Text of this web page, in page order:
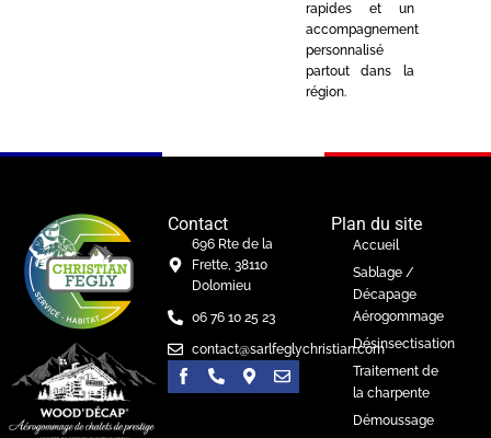
rapides et un
accompagnement
personnalisé
partout dans la
région.
Contact
696 Rte de la
Frette, 38110
Dolomieu
06 76 10 25 23
contact@sarlfeglychristian.com
Plan du site
Accueil
Sablage /
Décapage
Aérogommage
Désinsectisation
Traitement de
la charpente
Démoussage